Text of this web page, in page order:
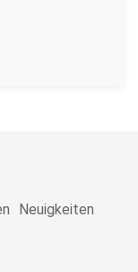
Neuigkeiten